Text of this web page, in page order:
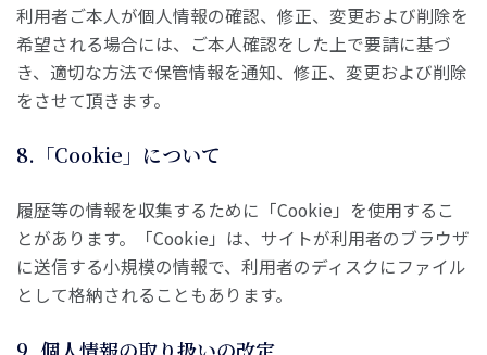
利用者ご本人が個人情報の確認、修正、変更および削除を
希望される場合には、ご本人確認をした上で要請に基づ
き、適切な方法で保管情報を通知、修正、変更および削除
をさせて頂きます。
8.「Cookie」について
履歴等の情報を収集するために「Cookie」を使用するこ
とがあります。「Cookie」は、サイトが利用者のブラウザ
に送信する小規模の情報で、利用者のディスクにファイル
として格納されることもあります。
9. 個人情報の取り扱いの改定